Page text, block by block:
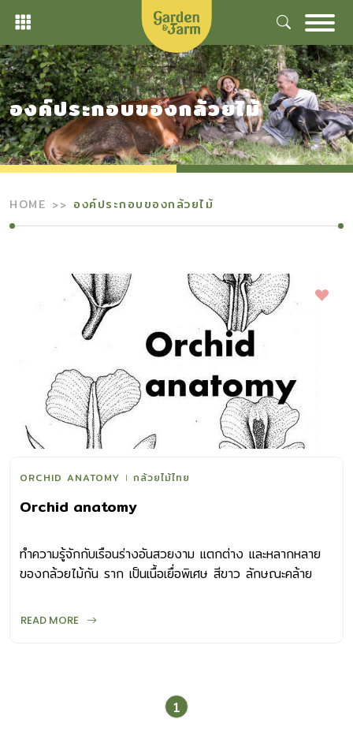
Skip
content
องค์ประกอบของกล้วยไม้
HOME องค์ประกอบของกล้วยไม้
ORCHID ANATOMY กล้วยไม้ไทย
Orchid anatomy
ทำความรู้จักกับเรือนร่างอันสวยงาม แตกต่าง และหลากหลาย
ของกล้วยไม้กัน ราก เป็นเนื้อเยื่อพิเศษ สีขาว ลักษณะคล้าย
มีหน้าที่กักเก็บความชื้นป้องกันแสงแดดให้รากที่แท้จริงที่อยู่
ทรงกลมแป้น คล้ายผลกล้วย จึงเรียกว่า ลำลูกกล้วย
(pseudobulb) บางสกุลมีลำต้นขนาดเล็กทอดเลื้อยไปกับผิวดิน
READ MORE
1